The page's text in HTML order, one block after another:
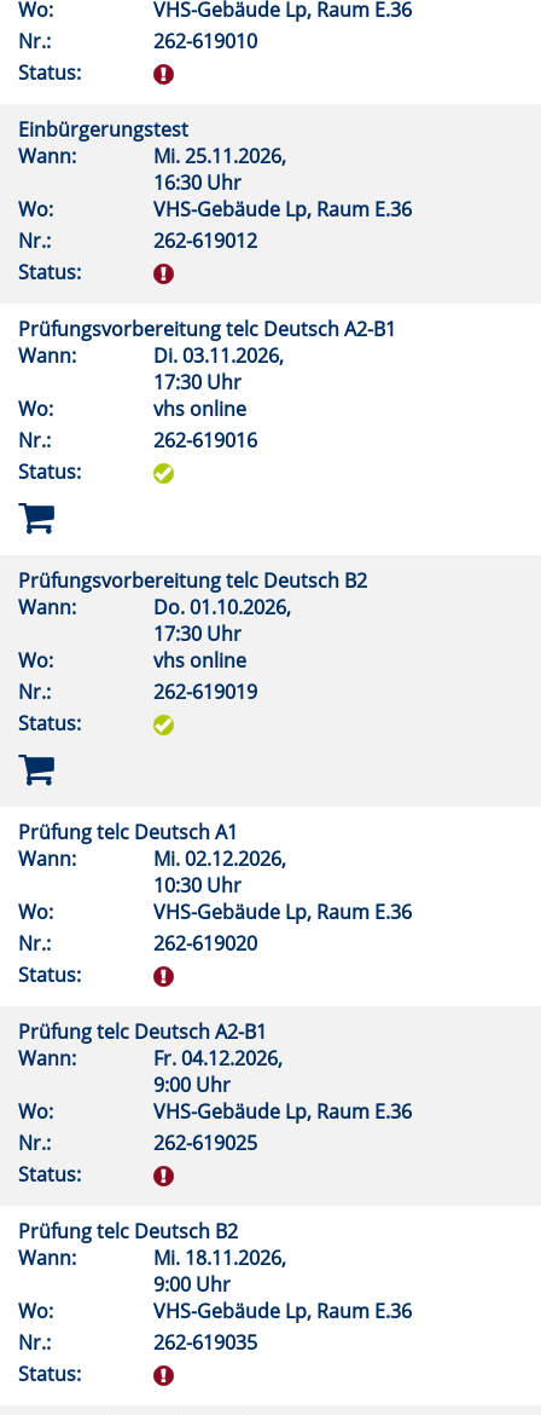
Wo:
VHS-Gebäude Lp, Raum E.36
Nr.:
262-619010
Status:
Einbürgerungstest
Wann:
Mi.25.11.2026,
16:30 Uhr
Wo:
VHS-Gebäude Lp, Raum E.36
Nr.:
262-619012
Status:
Prüfungsvorbereitung telc Deutsch A2-B1
Wann:
Di.03.11.2026,
17:30 Uhr
Wo:
vhs online
Nr.:
262-619016
Status:
Prüfungsvorbereitung telc Deutsch B2
Wann:
Do.01.10.2026,
17:30 Uhr
Wo:
vhs online
Nr.:
262-619019
Status:
Prüfung telc Deutsch A1
Wann:
Mi.02.12.2026,
10:30 Uhr
Wo:
VHS-Gebäude Lp, Raum E.36
Nr.:
262-619020
Status:
Prüfung telc Deutsch A2-B1
Wann:
Fr.04.12.2026,
9:00 Uhr
Wo:
VHS-Gebäude Lp, Raum E.36
Nr.:
262-619025
Status:
Prüfung telc Deutsch B2
Wann:
Mi. 18.11.2026,
9:00 Uhr
Wo:
VHS-Gebäude Lp, Raum E.36
Nr.:
262-619035
Status: